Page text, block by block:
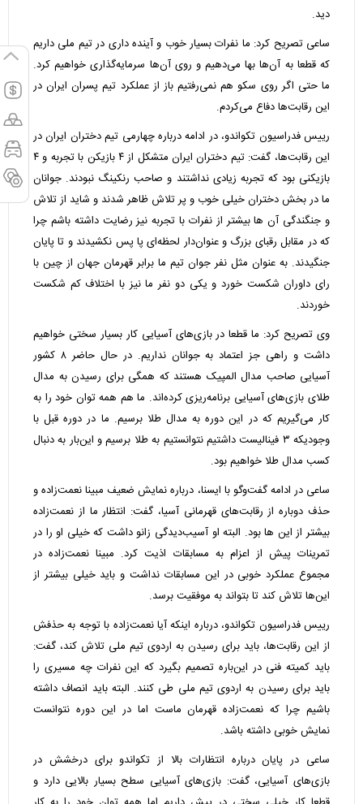
دید.
ساعی تصریح کرد: ما نفرات بسیار خوب و آینده داری در تیم ملی داریم
که قطعا به آن‌ها بها می‌دهیم و روی آن‌ها سرمایه‌گذاری خواهیم کرد.
ما حتی اگر روی سکو هم نمی‌رفتیم باز از عملکرد تیم پسران ایران در
این رقابت‌ها دفاع می‌کردم.
رییس فدراسیون تکواندو، در ادامه درباره چهارمی تیم دختران ایران در
این رقابت‌ها، گفت: تیم دختران ایران متشکل از ۴ بازیکن با تجربه و ۴
بازیکنی بود که تجربه زیادی نداشتند و صاحب رنکینگ نبودند. جوانان
ما در بخش دختران خیلی خوب و پر تلاش ظاهر شدند و شاید از تلاش
و جنگندگی آن ها بیشتر از نفرات با تجربه نیز رضایت داشته باشم چرا
که در مقابل رقبای بزرگ و عنوان‌دار لحظه‌ای پا پس نکشیدند و تا پایان
جنگیدند. به عنوان مثل نفر جوان تیم ما برابر قهرمان جهان از چین با
رای داوران شکست خورد و یکی دو نفر ما نیز با اختلاف کم شکست
خوردند.
وی تصریح کرد: ما قطعا در بازی‌های آسیایی کار بسیار سختی خواهیم
داشت و راهی جز اعتماد به جوانان نداریم. در حال حاضر ۸ کشور
آسیایی صاحب مدال المپیک هستند که همگی برای رسیدن به مدال
طلای بازی‌های آسیایی برنامه‌ریزی کرده‌اند. ما هم همه توان خود را به
کار می‌گیریم که در این دوره به مدال طلا برسیم. ما در دوره قبل با
وجودیکه ۳ فینالیست داشتیم نتوانستیم به طلا برسیم و این‌بار به دنبال
کسب مدال طلا خواهیم بود.
ساعی در ادامه گفت‌وگو با ایسنا،‌ درباره نمایش ضعیف مبینا نعمت‌زاده و
حذف دوباره از رقابت‌های قهرمانی آسیا، گفت: انتظار ما از نعمت‌زاده
بیشتر از این ها بود. البته او آسیب‌دیدگی زانو داشت که خیلی او را در
تمرینات پیش از اعزام به مسابقات اذیت کرد. مبینا نعمت‌زاده در
مجموع عملکرد خوبی در این مسابقات نداشت و باید خیلی بیشتر از
این‌ها تلاش کند تا بتواند به موفقیت برسد.
رییس فدراسیون تکواندو، درباره اینکه آیا نعمت‌زاده با توجه به حذفش
از این رقابت‌ها، باید برای رسیدن به اردوی تیم ملی تلاش کند، گفت:
باید کمیته فنی در این‌باره تصمیم بگیرد که این نفرات چه مسیری را
باید برای رسیدن به اردوی تیم ملی طی کنند. البته باید انصاف داشته
باشیم چرا که نعمت‌زاده قهرمان ماست اما در این دوره نتوانست
نمایش خوبی داشته باشد.
ساعی در پایان درباره انتظارات بالا از تکواندو برای درخشش در
بازی‌های آسیایی، گفت: بازی‌های آسیایی سطح بسیار بالایی دارد و